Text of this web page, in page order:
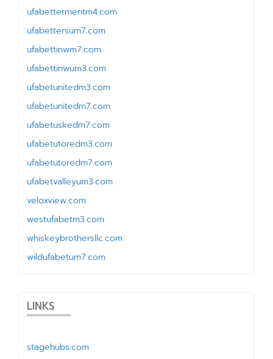
ufabettermentm4.com
ufabettersum7.com
ufabettinwm7.com
ufabettinwum3.com
ufabetunitedm3.com
ufabetunitedm7.com
ufabetuskedm7.com
ufabetutoredm3.com
ufabetutoredm7.com
ufabetvalleyum3.com
veloxview.com
westufabetm3.com
whiskeybrothersllc.com
wildufabetum7.com
LINKS
stagehubs.com